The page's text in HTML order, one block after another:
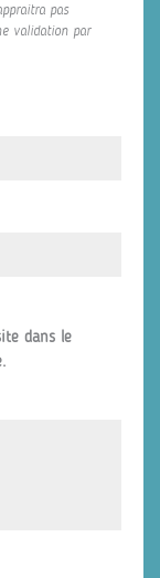
pas
validation par
dans le